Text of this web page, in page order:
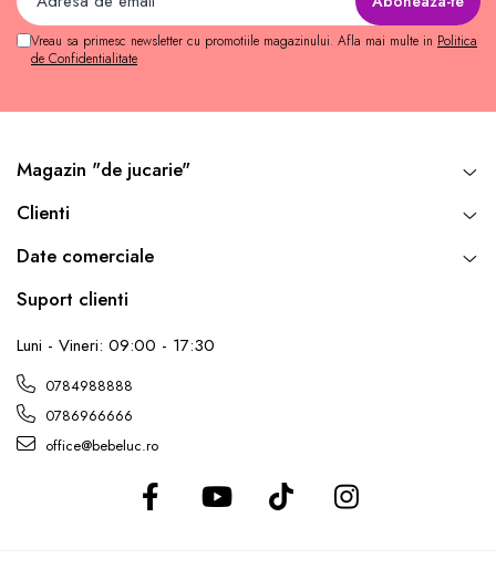
Vreau sa primesc newsletter cu promotiile magazinului. Afla mai multe in Politica
de Confidentialitate
Magazin "de jucarie"
Clienti
Date comerciale
Suport clienti
Luni - Vineri: 09:00 - 17:30
0784988888
0786966666
office@bebeluc.ro